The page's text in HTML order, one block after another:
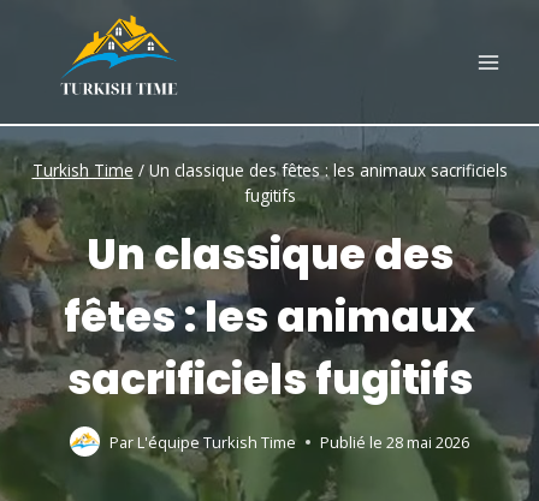
content
Turkish Time / Un classique des fêtes : les animaux sacrificiels
fugitifs
Un classique des
fêtes : les animaux
sacrificiels fugitifs
ParL'équipe Turkish Time Publié le 28 mai 2026